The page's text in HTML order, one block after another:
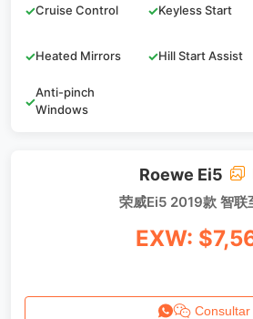
✓Cruise Control ✓Keyless Start
✓Heated Mirrors ✓Hill Start Assist
✓
Anti-pinch
Windows
Roewe Ei5
荣威Ei5 2019款 智联
EXW:
Consultar